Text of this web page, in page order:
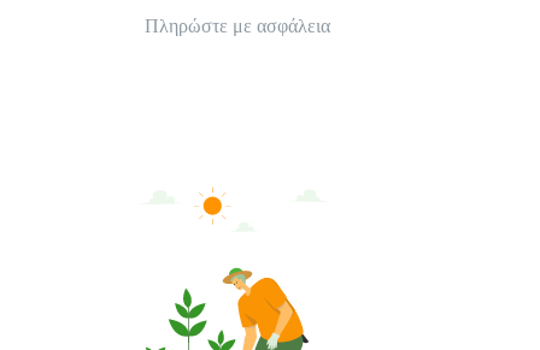
Πληρώστε με ασφάλεια